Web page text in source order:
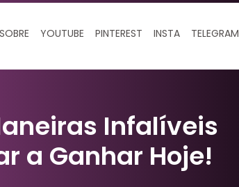
SOBRE YOUTUBE PINTEREST INSTA TELEGRAM
Infalíveis
a Ganhar Hoje!